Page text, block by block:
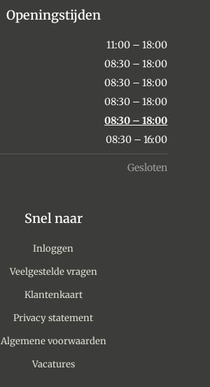
Openingstijden
11:00 – 18:00
08:30 – 18:00
08:30 – 18:00
08:30 – 18:00
08:30 – 18:00
08:30 – 16:00
Gesloten
Snel naar
Inloggen
Veelgestelde vragen
Klantenkaart
Privacy statement
Algemene voorwaarden
Vacatures